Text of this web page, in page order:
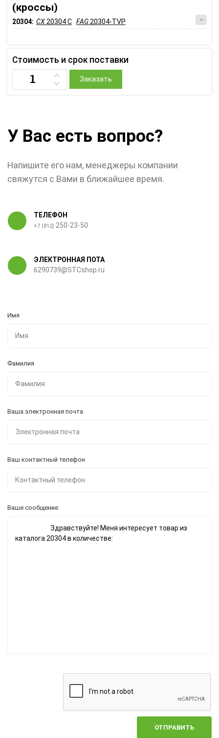
(кроссы)
20304: CX20304 C FAG20304-TVP
Стоимость и срок поставки
Заказать
У Вас есть вопрос?
Напишите его нам, менеджеры компании
свяжутся с Вами в ближайшее время.
ТЕЛЕФОН
+7 (812) 250-23-50
ЭЛЕКТРОННАЯ ПОТА
6290739@STCshop.ru
Имя
Фамилия
Ваша электронная почта
Ваш контактный телефон
Ваше сообщение
ОТПРАВИТЬ